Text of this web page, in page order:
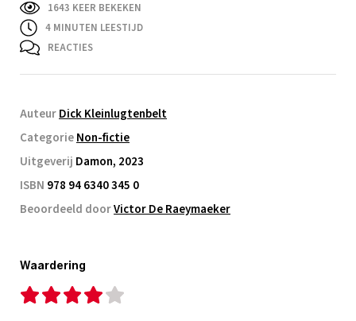
1643 KEER BEKEKEN
4 MINUTEN LEESTIJD
REACTIES
AuteurDick Kleinlugtenbelt
CategorieNon-fictie
Uitgeverij Damon, 2023
ISBN 978 94 6340 345 0
Beoordeeld doorVictor De Raeymaeker
Waardering